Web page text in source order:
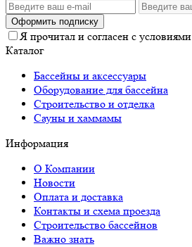
Оформить подписку
Я прочитал и согласен с условиями
Каталог
Бассейны и аксессуары
Оборудование для бассейна
Строительство и отделка
Сауны и хаммамы
Информация
О Компании
Новости
Оплата и доставка
Контакты и схема проезда
Строительство бассейнов
Важно знать